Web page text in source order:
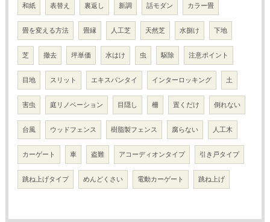
和紙 表替え 裏返し 新調 話モダン カラー畳
畳を変える方法 畳縁 人工芝 天然芝 水捌け 下地
芝 撤去 坪単価 水はけ 虫 駆除 注意ポイント
目地 スリット エキスパンタイ インターロッキング 土
害虫 庭リノベーション 目隠し 柵 置くだけ 倒れない
台風 ウッドフェンス 樹脂製フェンス 腐らない 人工木
カーゲート 車 盗難 アコーディオンタイプ 引き戸タイプ
跳ね上げタイプ めんどくさい 電動カーゲート 跳ね上げ